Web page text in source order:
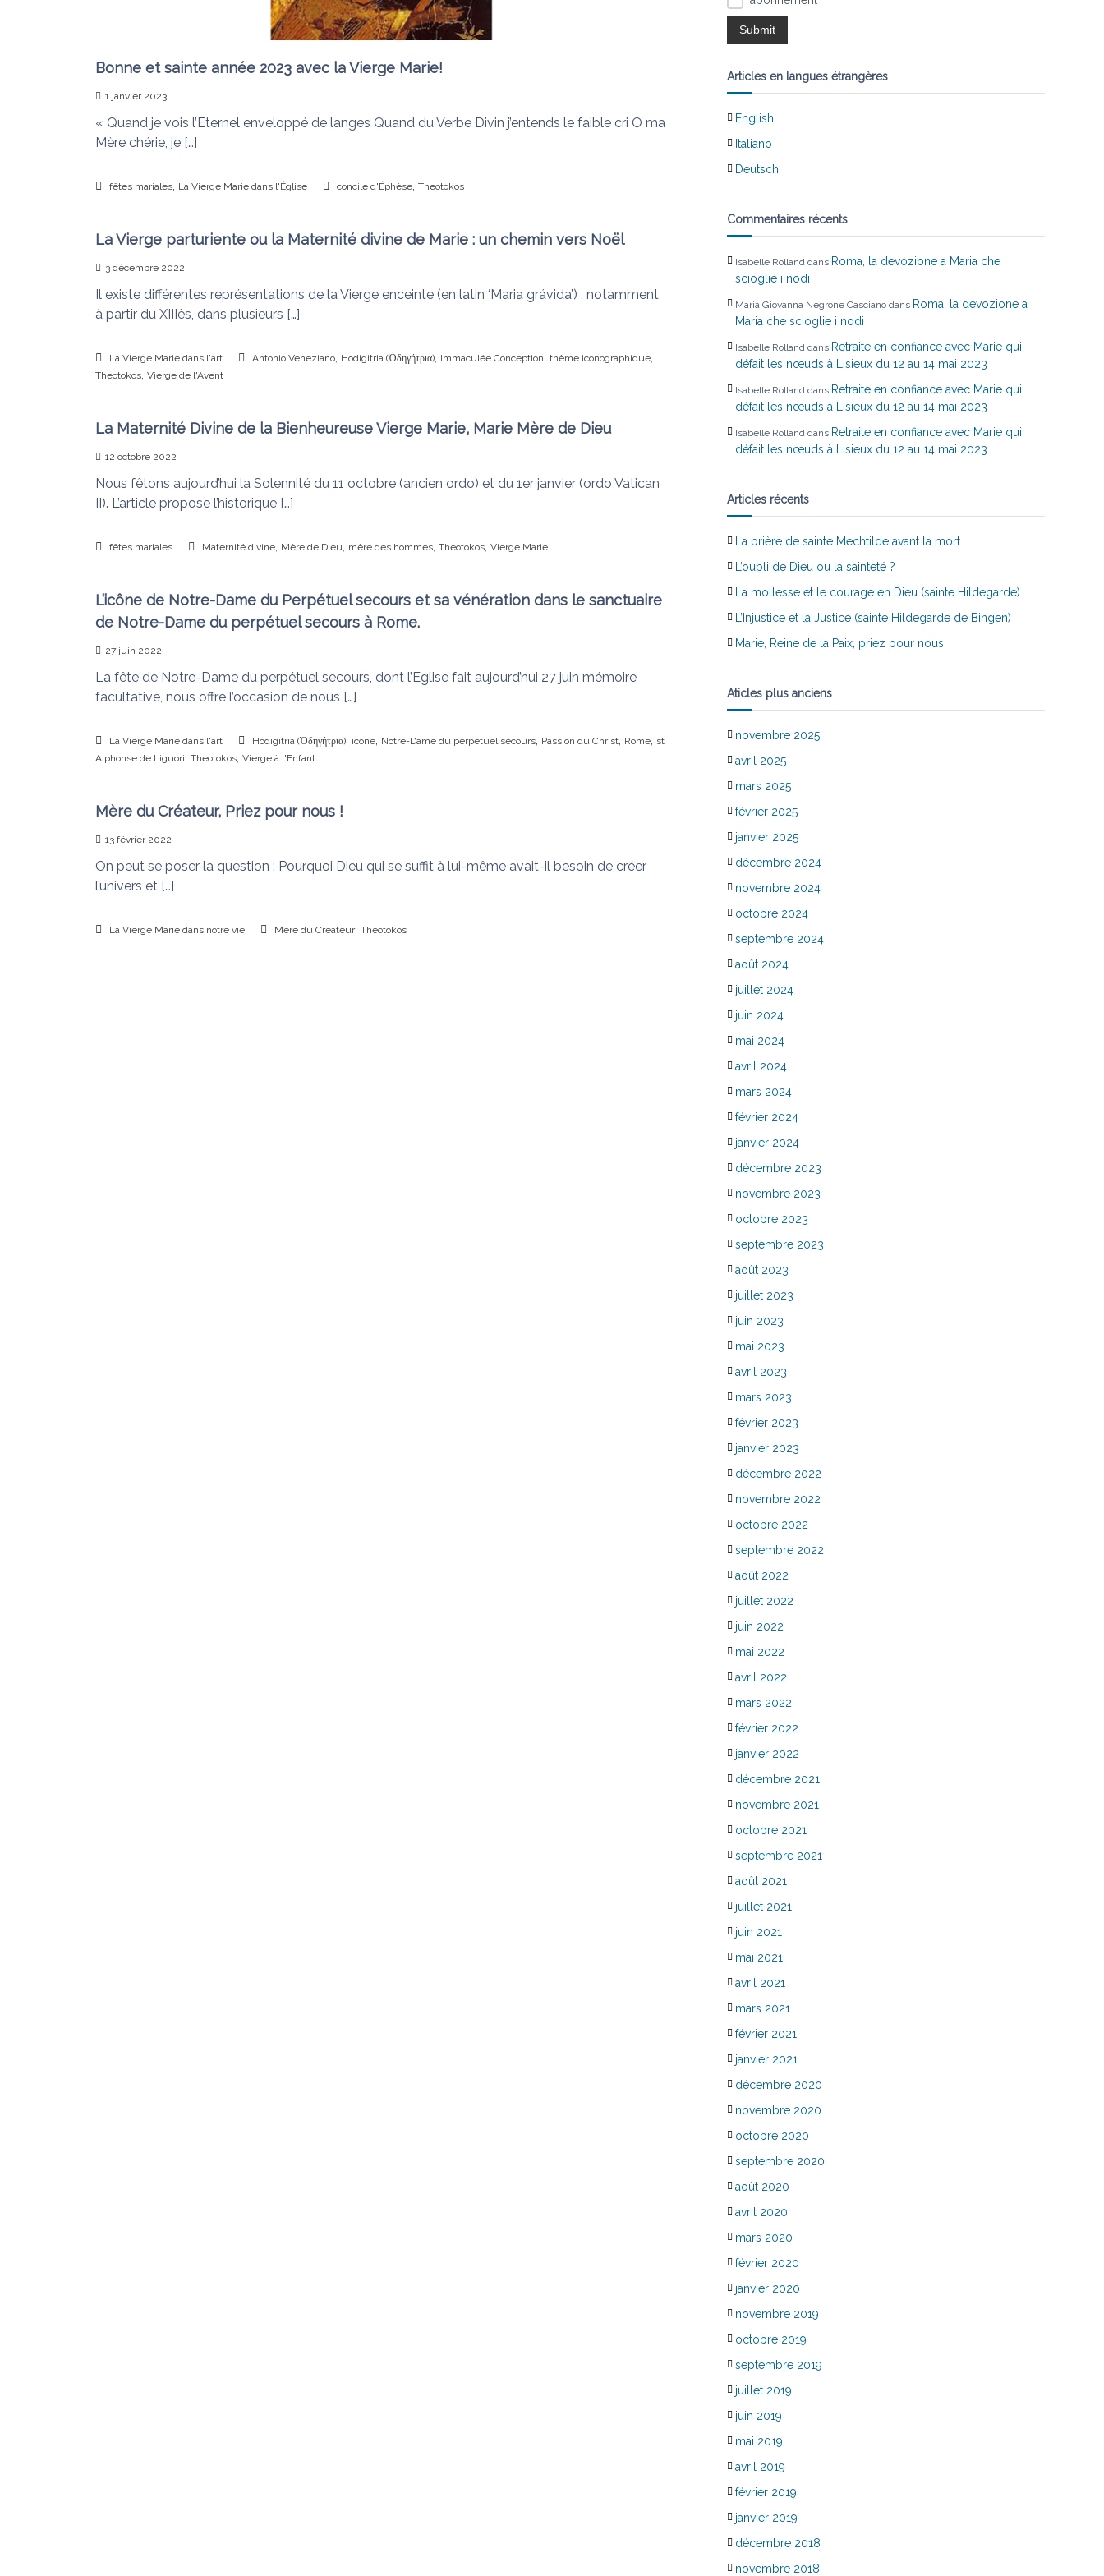
d
é
a
i
n
d
s
Bonne et sainte année 2023 avec la Vierge Marie!
1 janvier 2023
« Quand je vois l’Eternel enveloppé de langes Quand du Verbe Divin j’entends le faible cri O ma
Mère chérie, je […]
fêtes mariales, La Vierge Marie dans l'Église concile d'Éphèse, Theotokos
La Vierge parturiente ou la Maternité divine de Marie : un chemin vers Noël
3 décembre 2022
Il existe différentes représentations de la Vierge enceinte (en latin ‘Maria grávida’) , notamment
à partir du XIIIès, dans plusieurs […]
La Vierge Marie dans l'art Antonio Veneziano, Hodigitria (Ὁδηγήτρια), Immaculée Conception thème iconographique,
Theotokos, Vierge de l'Avent
La Maternité Divine de la Bienheureuse Vierge Marie, Marie Mère de Dieu
12 octobre 2022
Nous fêtons aujourd’hui la Solennité du 11 octobre (ancien ordo) et du 1er janvier (ordo Vatican
II). L’article propose l’historique […]
fêtes mariales Maternité divine, Mère de Dieu mère des hommes, Theotokos, Vierge Marie
L’icône de Notre-Dame du Perpétuel secours et sa vénération dans le sanctuaire
de Notre-Dame du perpétuel secours à Rome.
27 juin 2022
La fête de Notre-Dame du perpétuel secours, dont l’Eglise fait aujourd’hui 27 juin mémoire
facultative, nous offre l’occasion de nous […]
La Vierge Marie dans l'art Hodigitria (Ὁδηγήτρια), icône, Notre-Dame du perpétuel secours, Passion du Christ, Rome, st
Alphonse de Liguori Theotokos, Vierge à l'Enfant
Mère du Créateur, Priez pour nous !
13 février 2022
On peut se poser la question : Pourquoi Dieu qui se suffit à lui-même avait-il besoin de créer
l’univers et […]
La Vierge Marie dans notre vie Mère du Créateur, Theotokos
Articles en langues étrangères
English
Italiano
Deutsch
Commentaires récents
Isabelle Rolland dans Roma, la devozione a Maria che
scioglie i nodi
Maria Giovanna Negrone Casciano dans Roma, la devozione a
Maria che scioglie i nodi
Isabelle Rolland dans Retraite en confiance avec Marie qui
défait les nœuds à Lisieux du 12 au 14 mai 2023
Isabelle Rolland dans Retraite en confiance avec Marie qui
défait les nœuds à Lisieux du 12 au 14 mai 2023
Isabelle Rolland dans Retraite en confiance avec Marie qui
défait les nœuds à Lisieux du 12 au 14 mai 2023
Articles récents
La prière de sainte Mechtilde avant la mort
L’oubli de Dieu ou la sainteté ?
La mollesse et le courage en Dieu (sainte Hildegarde)
L’Injustice et la Justice (sainte Hildegarde de Bingen)
Marie, Reine de la Paix, priez pour nous
Aticles plus anciens
novembre 2025
avril 2025
mars 2025
février 2025
janvier 2025
décembre 2024
novembre 2024
octobre 2024
septembre 2024
août 2024
juillet 2024
juin 2024
mai 2024
avril 2024
mars 2024
février 2024
janvier 2024
décembre 2023
novembre 2023
octobre 2023
septembre 2023
août 2023
juillet 2023
juin 2023
mai 2023
avril 2023
mars 2023
février 2023
janvier 2023
décembre 2022
novembre 2022
octobre 2022
septembre 2022
août 2022
juillet 2022
juin 2022
mai 2022
avril 2022
mars 2022
février 2022
janvier 2022
décembre 2021
novembre 2021
octobre 2021
septembre 2021
août 2021
juillet 2021
juin 2021
mai 2021
avril 2021
mars 2021
février 2021
janvier 2021
décembre 2020
novembre 2020
octobre 2020
septembre 2020
août 2020
avril 2020
mars 2020
février 2020
janvier 2020
novembre 2019
octobre 2019
septembre 2019
juillet 2019
juin 2019
mai 2019
avril 2019
février 2019
janvier 2019
décembre 2018
novembre 2018